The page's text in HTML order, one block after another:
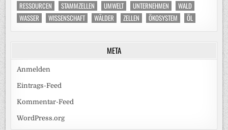
RESSOURCEN
STAMMZELLEN UMWELT UNTERNEHMEN
WALD
WASSER
WISSENSCHAFT WÄLDER ZELLEN ÖKOSYSTEM ÖL
META
Anmelden
Eintrags-Feed
Kommentar-Feed
WordPress.org